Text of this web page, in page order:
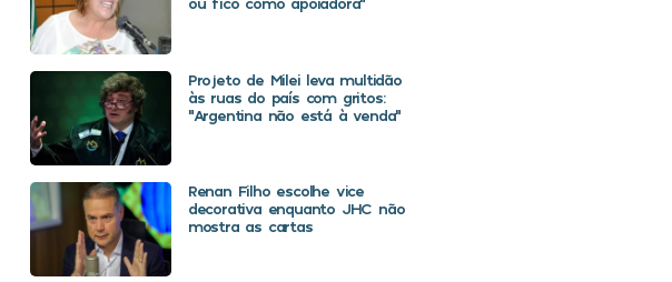
Projeto de Milei leva multidão
às ruas do país com gritos:
“Argentina não está à venda”
Renan Filho escolhe vice
decorativa enquanto JHC não
mostra as cartas